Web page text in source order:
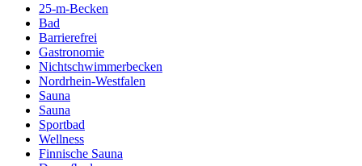
25-m-Becken
Bad
Barrierefrei
Gastronomie
Nichtschwimmerbecken
Nordrhein-Westfalen
Sauna
Sauna
Sportbad
Wellness
Finnische Sauna